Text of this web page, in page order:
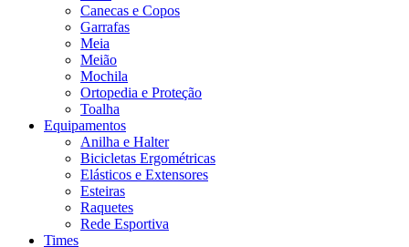
Canecas e Copos
Garrafas
Meia
Meião
Mochila
Ortopedia e Proteção
Toalha
Equipamentos
Anilha e Halter
Bicicletas Ergométricas
Elásticos e Extensores
Esteiras
Raquetes
Rede Esportiva
Times